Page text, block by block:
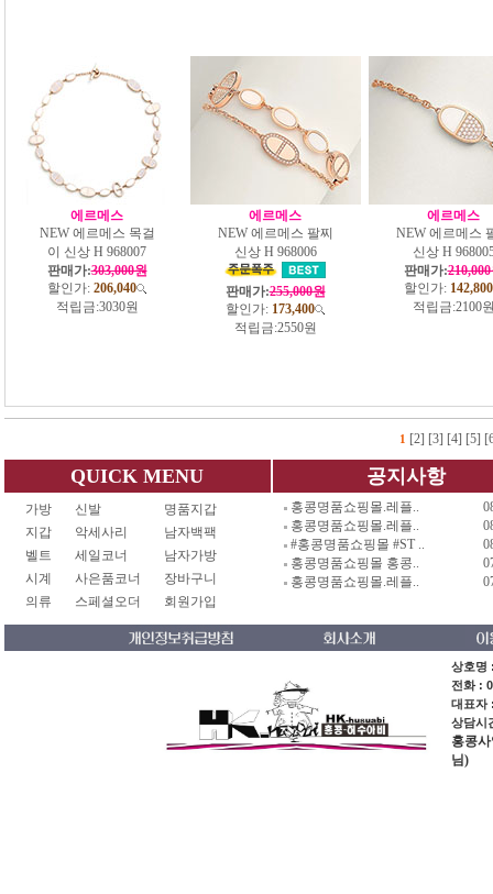
에르메스
NEW 에르메스 목걸
이 신상 H 968007
판매가:303,000원
할인가: 206,040
적립금:3030원
에르메스
NEW 에르메스 팔찌
신상 H 968006
판매가:255,000원
할인가: 173,400
적립금:2550원
에르메스
NEW 에르메스
신상 H
판매가:
할인가: 142,800
적립금:2100
1 [2] [3] [4] [5]
QUICK MENU
가방 신발
명품지갑
지갑
악세사리
남자백팩
벨트
세일코너
남자가방
시계
사은품코너
장바구니
의류
스페셜오더 회원가입
공지사항
홍콩명품쇼핑몰.레플..
홍콩명품쇼핑몰.레플..
#홍콩명품쇼핑몰 #ST ..
홍콩명품쇼핑몰 홍콩..
홍콩명품쇼핑몰.레플..
상호명
전화 :
대표자
상담시
홍콩
님)